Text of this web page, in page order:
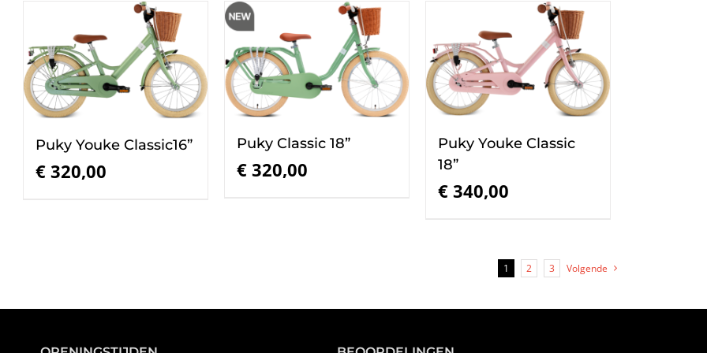
Puky Youke Classic16”
€ 320,00
Puky Classic 18”
€320,00
Puky Youke Classic
18”
€340,00
1 2 3 Volgende